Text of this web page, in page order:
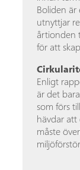
Boliden är
utnyttjar
årtionden
för att
Enligt
är det
som förs
hävdar att
måste